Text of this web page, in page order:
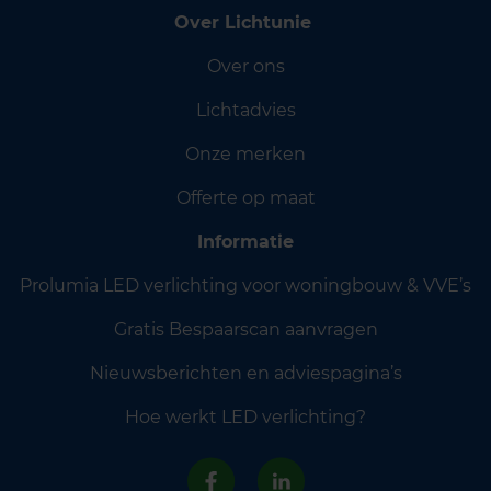
Over Lichtunie
Over ons
Lichtadvies
Onze merken
Offerte op maat
Informatie
Prolumia LED verlichting voor woningbouw & VVE’s
Gratis Bespaarscan aanvragen
Nieuwsberichten en adviespagina’s
Hoe werkt LED verlichting?